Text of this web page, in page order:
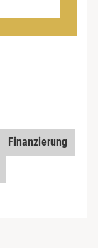
Finanzierung